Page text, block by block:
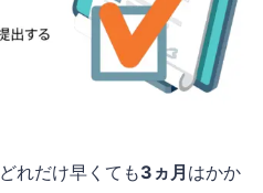
れだけ早くても3ヵ月 はかか